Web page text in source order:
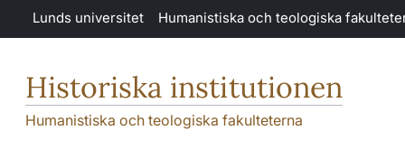
Hoppa till huvudinnehåll
Lunds universitet Humanistiska och teologiska
Historiska institutionen
Humanistiska och teologiska fakulteterna